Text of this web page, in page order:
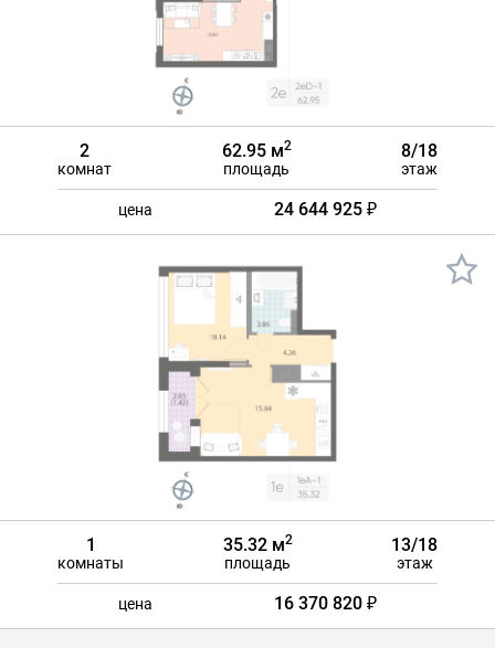
2
комнат
62.95 м2
площадь
8/18
этаж
цена 24 644 925 ₽
1
комнаты
35.32 м2
площадь
13/18
этаж
цена 16 370 820 ₽